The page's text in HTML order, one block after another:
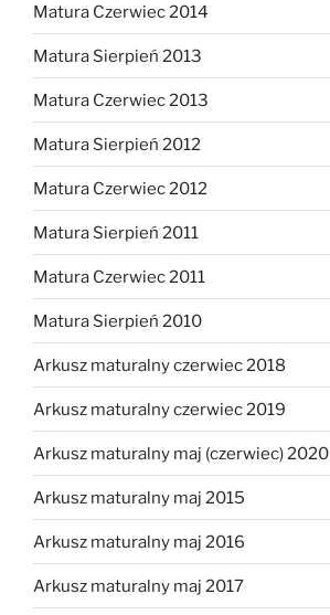
Matura Czerwiec 2014
Matura Sierpień 2013
Matura Czerwiec 2013
Matura Sierpień 2012
Matura Czerwiec 2012
Matura Sierpień 2011
Matura Czerwiec 2011
Matura Sierpień 2010
Arkusz maturalny czerwiec 2018
Arkusz maturalny czerwiec 2019
Arkusz maturalny maj (czerwiec) 2020
Arkusz maturalny maj 2015
Arkusz maturalny maj 2016
Arkusz maturalny maj 2017